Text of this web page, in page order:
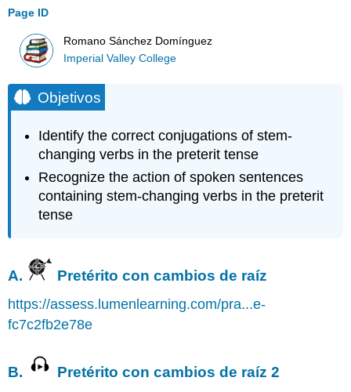
Page ID
Romano Sánchez Domínguez
Imperial Valley College
Objetivos
Identify the correct conjugations of stem-
changing verbs in the preterit tense
Recognize the action of spoken sentences
containing stem-changing verbs in the preterit
tense
A. Pretérito con cambios de raíz
https://assess.lumenlearning.com/pra...e-
fc7c2fb2e78e
B. Pretérito con cambios de raíz 2